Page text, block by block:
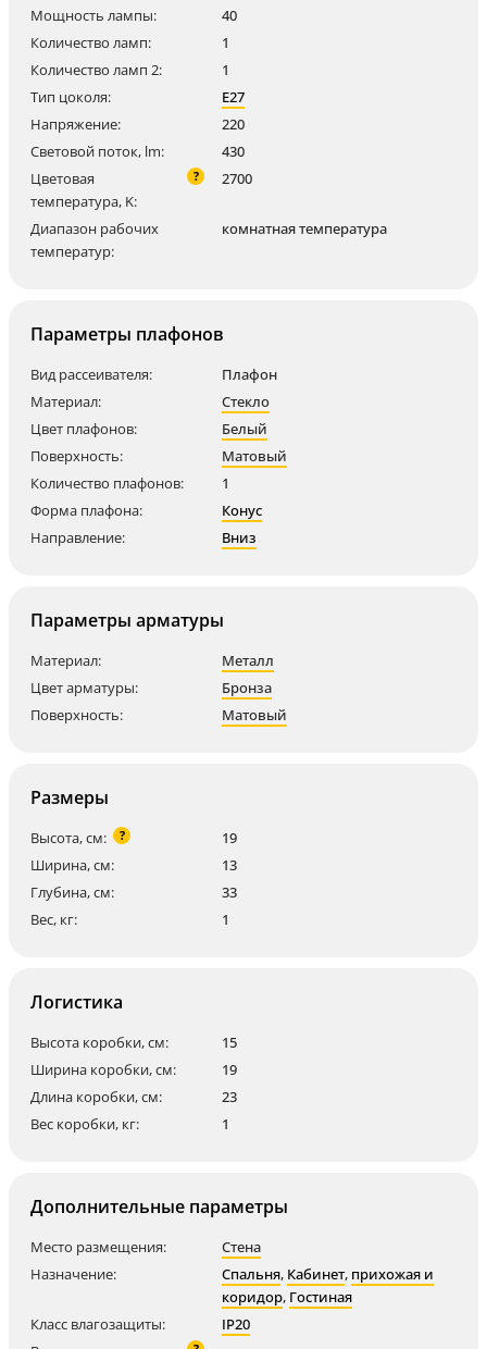
Мощность лампы:
40
Количество ламп:
1
Количество ламп 2:
1
Тип цоколя:
E27
Напряжение:
220
Световой поток, lm:
430
Цветовая
температура, K:
? 2700
Диапазон рабочих
температур:
комнатная температура
Параметры плафонов
Вид рассеивателя:
Плафон
Материал:
Стекло
Цвет плафонов:
Белый
Поверхность:
Матовый
Количество плафонов:
1
Форма плафона:
Конус
Направление:
Вниз
Параметры арматуры
Материал:
Металл
Цвет арматуры:
Бронза
Поверхность:
Матовый
Размеры
Высота, см: ?
19
Ширина, см:
13
Глубина, см:
33
Вес, кг:
1
Логистика
Высота коробки, см:
15
Ширина коробки, см:
19
Длина коробки, см:
23
Вес коробки, кг:
1
Дополнительные параметры
Место размещения:
Стена
Назначение:
Спальня, Кабинет, прихожая и
коридор, Гостиная
Класс влагозащиты:
IP20